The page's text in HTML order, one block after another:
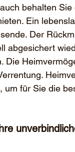
behalten
Ein
Der
abgesichert
Die
um für Sie die